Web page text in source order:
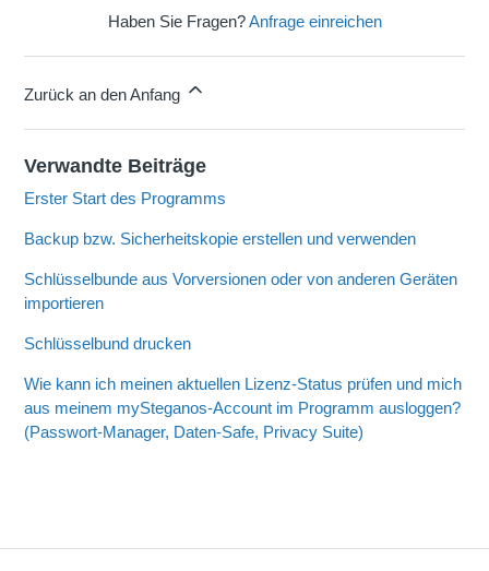
Haben Sie Fragen?Anfrage einreichen
Zurück an den Anfang
Verwandte Beiträge
Erster Start des Programms
Backup bzw. Sicherheitskopie erstellen und verwenden
Schlüsselbunde aus Vorversionen oder von anderen Geräten
importieren
Schlüsselbund drucken
Wie kann ich meinen aktuellen Lizenz-Status prüfen und mich
aus meinem mySteganos-Account im Programm ausloggen?
(Passwort-Manager, Daten-Safe, Privacy Suite)